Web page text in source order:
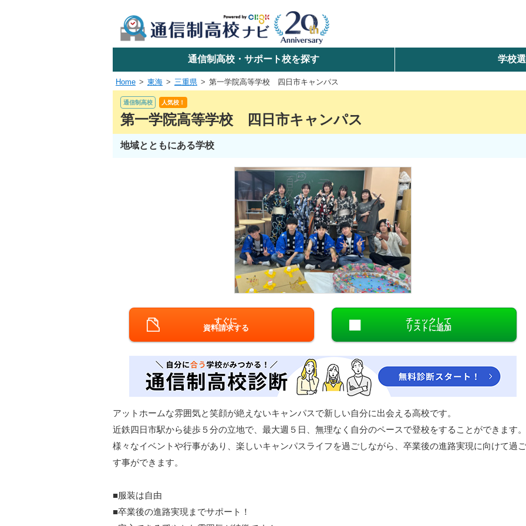
学校名で探す
検索
エリアを選択して探す
北陸・甲信越
中国
九州・沖縄
閉じる
通信制高校・サポート校を探す 学校
Home 東海 三重県 第一学院高等学校 四日市キャンパス
通信制高校 人気校！
第一学院高等学校 四日市キャンパス
地域とともにある学校
すぐに
資料請求する
チェックして
リストに追加
アットホームな雰囲気と笑顔が絶えないキャンパスで新しい自分に出会える高校です。
近鉄四日市駅から徒歩５分の立地で、最大週５日、無理なく自分のペースで登校をすることができます。
様々なイベントや行事があり、楽しいキャンパスライフを過ごしながら、卒業後の進路実現に向けて過ご
す事ができます。
■服装は自由
■卒業後の進路実現までサポート！